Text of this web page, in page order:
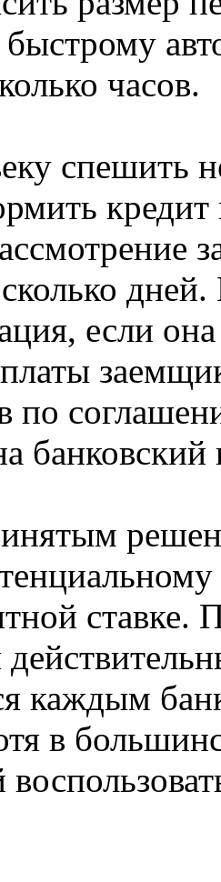
часов.
спешить
кредит
если
по
банковский
ставке.
каждым
в